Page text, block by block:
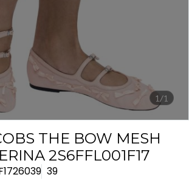
1/1
THE BOW MESH
2S6FFL001F17
39